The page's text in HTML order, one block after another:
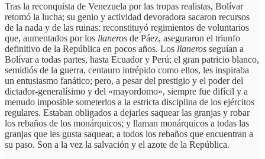
Tras la reconquista de Venezuela por las tropas realistas, Bolívar
retomó la lucha; su genio y actividad devoradora sacaron recursos
de la nada y de las ruinas: reconstituyó regimientos de voluntarios
que, aumentados por los llaneros de Páez, aseguraron el triunfo
definitivo de la República en pocos años. Los llaneros seguían a
Bolívar a todas partes, hasta Ecuador y Perú; el gran patricio blanco,
semidiós de la guerra, centauro intrépido como ellos, les inspiraba
un entusiasmo fanático; pero, a pesar del prestigio y el poder del
dictador-generalísimo y del «mayordomo», siempre fue difícil y a
menudo imposible someterlos a la estricta disciplina de los ejércitos
regulares. Estaban obligados a dejarles saquear las granjas y robar
los rebaños de los monárquicos; y llaman monárquicos a todas las
granjas que les gusta saquear, a todos los rebaños que encuentran a
su paso. Son a la vez la salvación y el azote de la República.